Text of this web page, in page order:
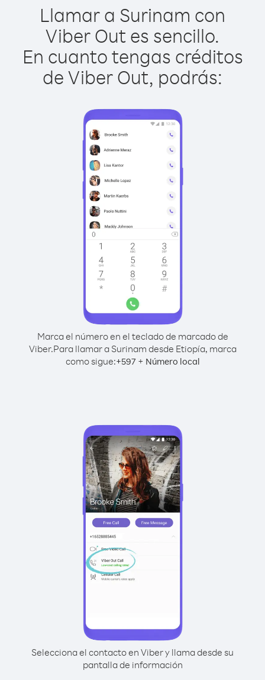
Llamar a Surinam con
Viber Out es sencillo.
En cuanto tengas créditos
de Viber Out, podrás:
Marca el número en el teclado de marcado de
Viber.Para llamar a Surinam desde Etiopía, marca
como sigue:+597+ Número local
Selecciona el contacto en Viber y llama desde su
pantalla de información